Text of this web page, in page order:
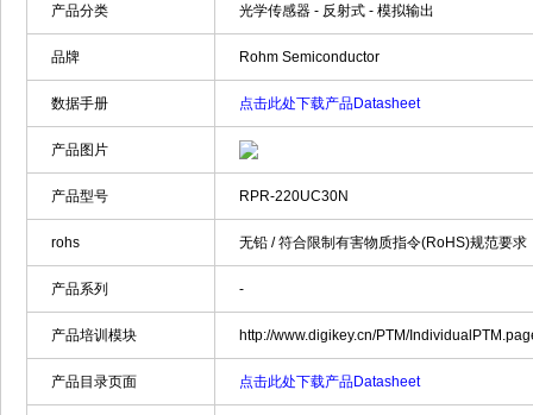
产品分类 光学传感器 - 反射式 - 模拟输出
品牌 Rohm Semiconductor
数据手册 点击此处下载产品Datasheet
产品图片
产品型号 RPR-220UC30N
rohs 无铅 / 符合限制有害物质指令(RoHS)规范要求
产品系列 -
产品培训模块 http://www.digikey.cn/PTM/
产品目录页面 点击此处下载产品Datasheet